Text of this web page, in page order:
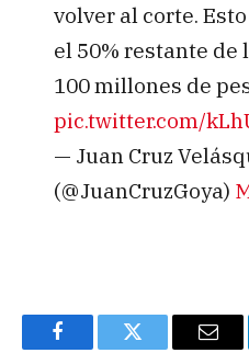
volver al corte.
el 50% restante de
100 millones de
pic.twitter.com/
— Juan Cruz
(@JuanCruzGoya)
FacebookTwitter